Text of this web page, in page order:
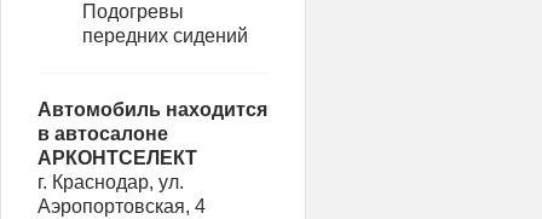
Подогревы
передних сидений
Автомобиль находится
в автосалоне
АРКОНТСЕЛЕКТ
г. Краснодар, ул.
Аэропортовская, 4